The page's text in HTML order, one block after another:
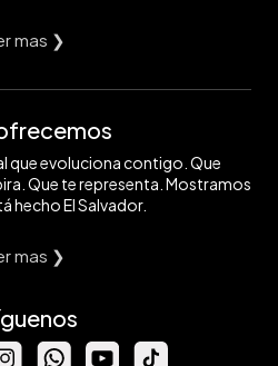
mas ❯
que evoluciona contigo. Que
Que te representa. Mostramos
hecho El Salvador.
mas ❯